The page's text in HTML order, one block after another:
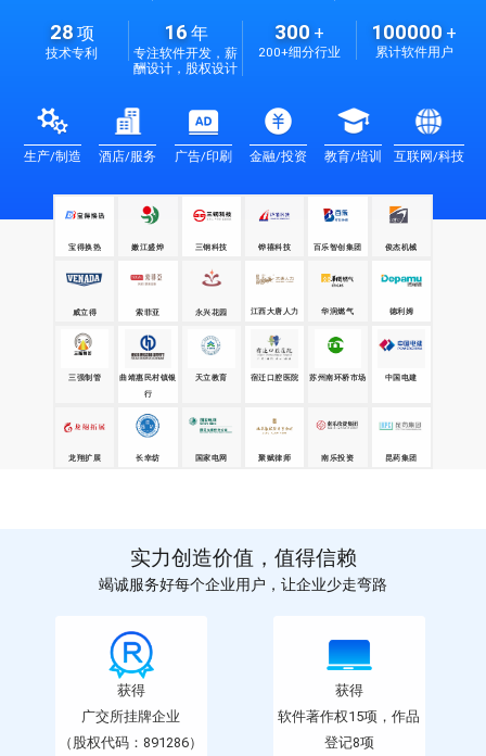
28项
技术专利
16年
专注软件开发，薪
酬设计，股权设计
300 +
200+细分行业
100000 +
累计软件用户
生产/制造 酒店/服务 广告/印刷 金融/投资 教育/培训 互联网/科技
宝得换热 嫩江盛烨 三钢科技 铧禧科技 百乐智创集团 俊杰机械
威立得 索菲亚 永兴花园 江西大唐人力 华润燃气 德利姆
三强制管
曲靖惠民村镇银
行
天立教育 宿迁口腔医院 苏州南环桥市场 中国电建
龙翔扩展 长幸纺 国家电网 聚赋律师 南乐投资 昆药集团
实力创造价值，值得信赖
竭诚服务好每个企业用户，让企业少走弯路
获得
广交所挂牌企业
（股权代码：891286）
获得
软件著作权15项，作品
登记8项